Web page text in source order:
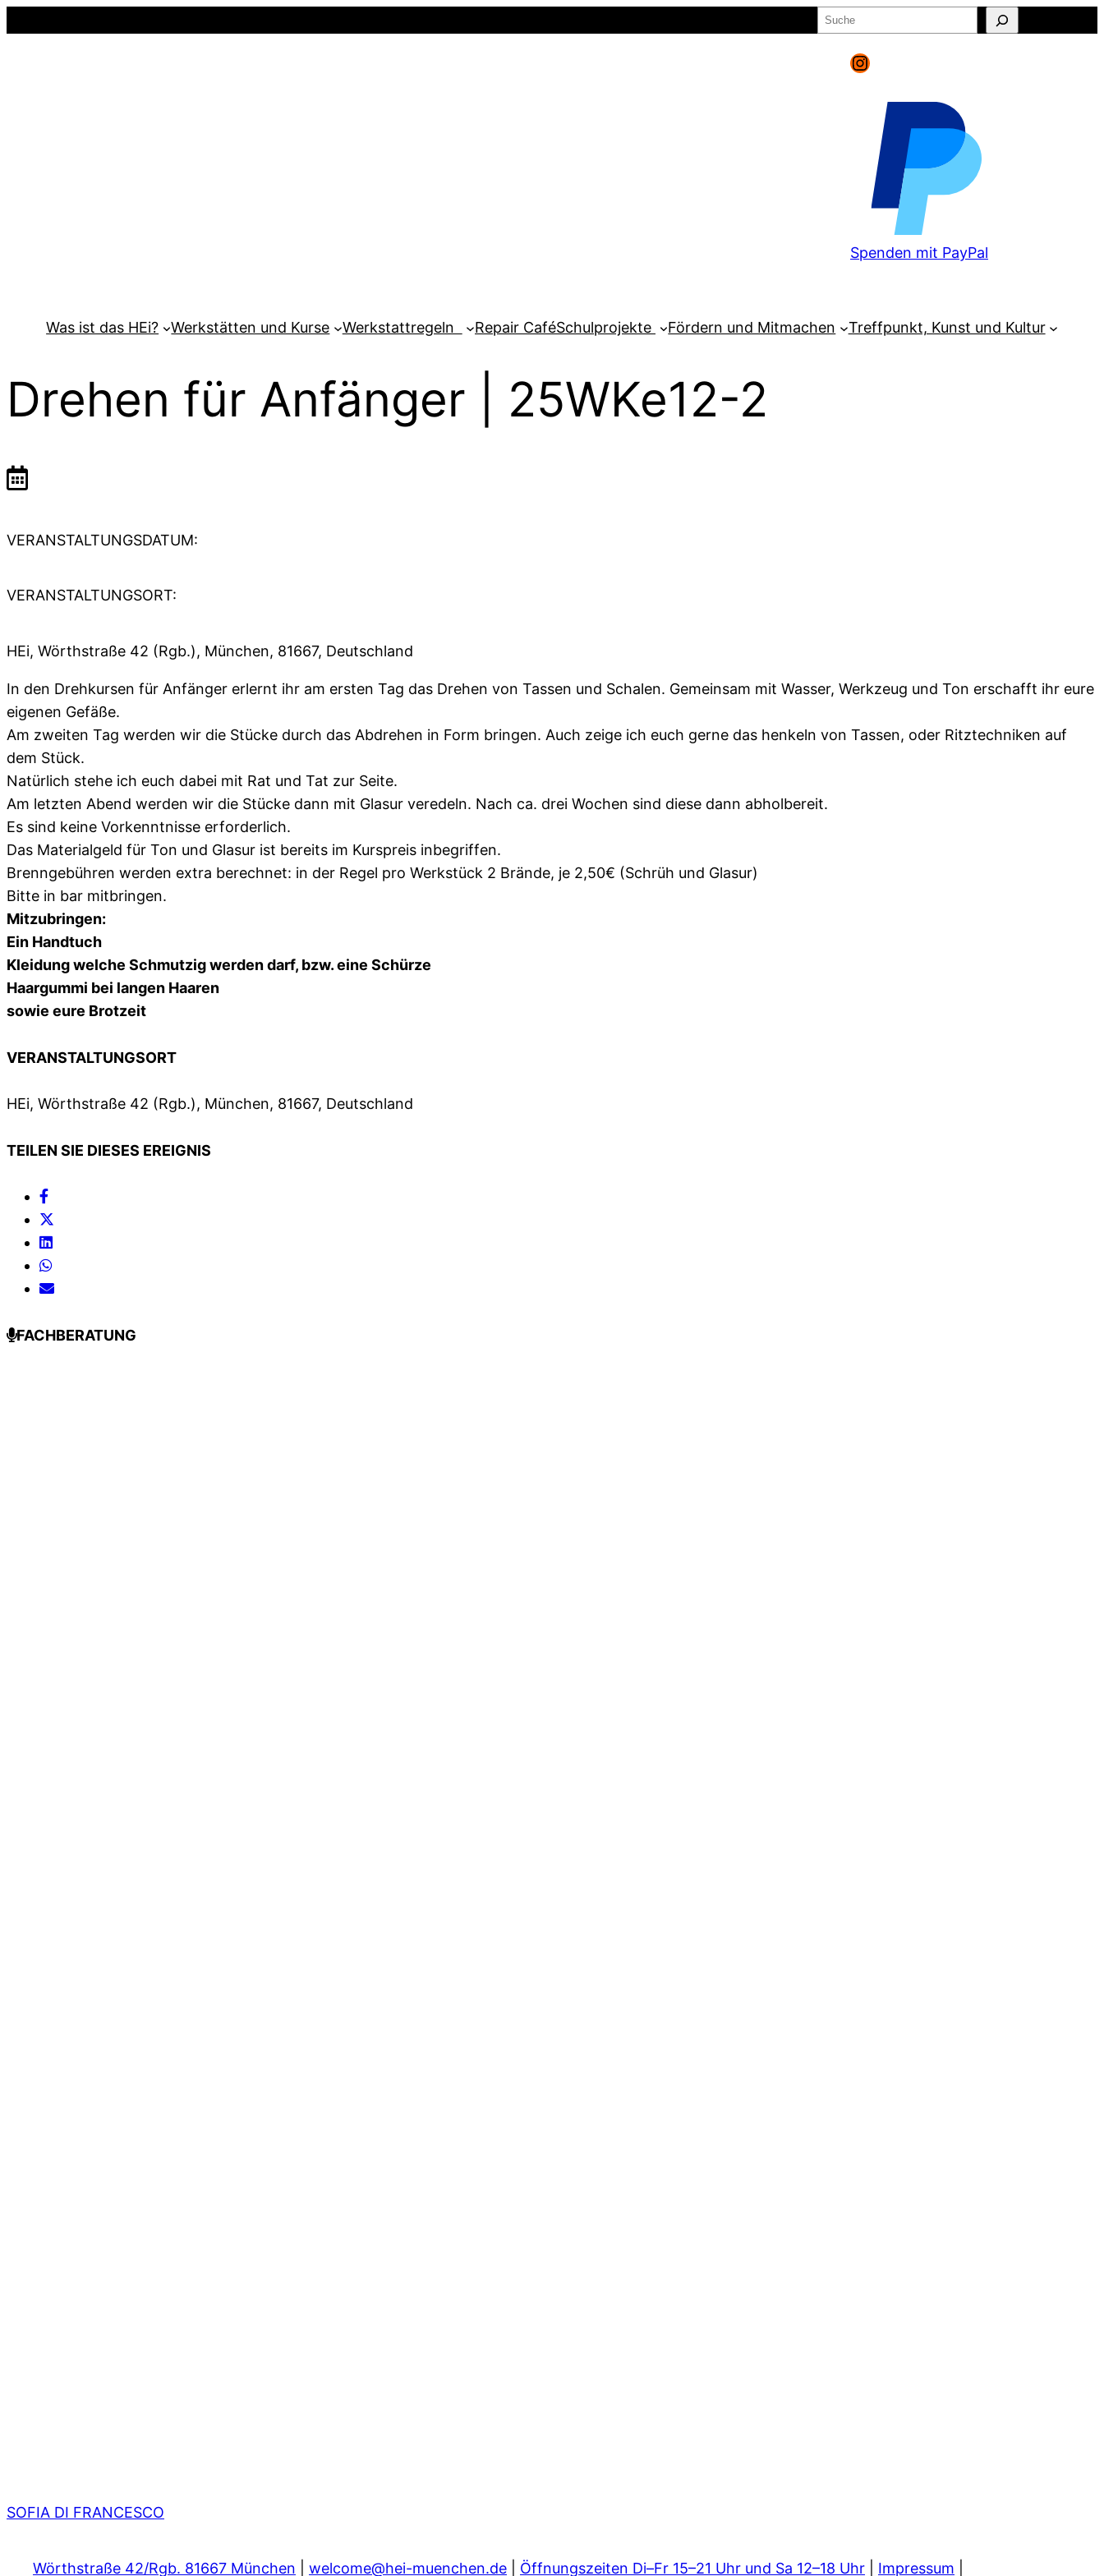
Suchen
Instagram
Spenden mit PayPal
Was ist das HEi? Werkstätten und Kurse Werkstattregeln Repair CaféSchulprojekte Fördern und Mitmachen Treffpunkt, Kunst und Kultur
Drehen für Anfänger | 25WKe12-2
VERANSTALTUNGSDATUM:
VERANSTALTUNGSORT:
HEi, Wörthstraße 42 (Rgb.), München, 81667, Deutschland
In den Drehkursen für Anfänger erlernt ihr am ersten Tag das Drehen von Tassen und Schalen. Gemeinsam mit Wasser, Werkzeug und Ton erschafft ihr eure
eigenen Gefäße.
Am zweiten Tag werden wir die Stücke durch das Abdrehen in Form bringen. Auch zeige ich euch gerne das henkeln von Tassen, oder Ritztechniken auf
dem Stück.
Natürlich stehe ich euch dabei mit Rat und Tat zur Seite.
Am letzten Abend werden wir die Stücke dann mit Glasur veredeln. Nach ca. drei Wochen sind diese dann abholbereit.
Es sind keine Vorkenntnisse erforderlich.
Das Materialgeld für Ton und Glasur ist bereits im Kurspreis inbegriffen.
Brenngebühren werden extra berechnet: in der Regel pro Werkstück 2 Brände, je 2,50€ (Schrüh und Glasur)
Bitte in bar mitbringen.
Mitzubringen:
Ein Handtuch
Kleidung welche Schmutzig werden darf, bzw. eine Schürze
Haargummi bei langen Haaren
sowie eure Brotzeit
VERANSTALTUNGSORT
HEi, Wörthstraße 42 (Rgb.), München, 81667, Deutschland
TEILEN SIE DIESES EREIGNIS
FACHBERATUNG
SOFIA DI FRANCESCO
Wörthstraße 42/Rgb. 81667 München welcome@hei-muenchen.de Öffnungszeiten Di–Fr 15–21 Uhr und Sa 12–18 Uhr Impressum